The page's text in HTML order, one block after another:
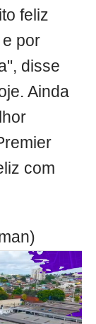
feliz
por
disse
Ainda
com